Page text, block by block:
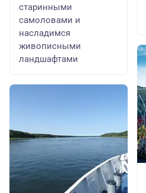
старинными
самоловами и
насладимся
живописными
ландшафтами